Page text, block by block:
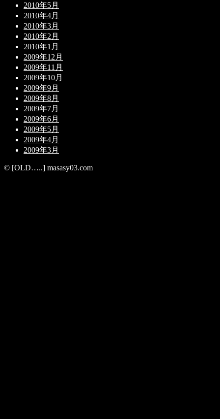
2010年5月
2010年4月
2010年3月
2010年2月
2010年1月
2009年12月
2009年11月
2009年10月
2009年9月
2009年8月
2009年7月
2009年6月
2009年5月
2009年4月
2009年3月
© [OLD…..] masasy03.com